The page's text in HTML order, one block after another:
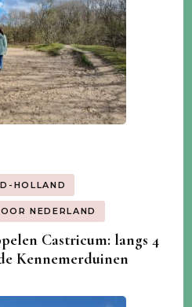
HOLLAND
NEDERLAND
Castricum: langs 4
Kennemerduinen